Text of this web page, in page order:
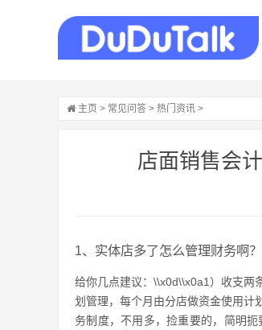
主页 > 常见问答 > 热门资讯 >
店面销售会
1、实体店多了怎么管理财务啊？
给你几点建议：\\x0d\\x0a1）收支两
划管理，每个月由分店做资金使用计
务制度，不用多，捡重要的，简明